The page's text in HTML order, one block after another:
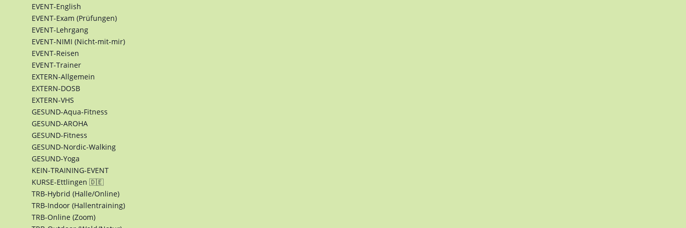
EVENT-English
EVENT-Exam (Prüfungen)
EVENT-Lehrgang
EVENT-NIMI (Nicht-mit-mir)
EVENT-Reisen
EVENT-Trainer
EXTERN-Allgemein
EXTERN-DOSB
EXTERN-VHS
GESUND-Aqua-Fitness
GESUND-AROHA
GESUND-Fitness
GESUND-Nordic-Walking
GESUND-Yoga
KEIN-TRAINING-EVENT
KURSE-Ettlingen 🇩🇪
TRB-Hybrid (Halle/Online)
TRB-Indoor (Hallentraining)
TRB-Online (Zoom)